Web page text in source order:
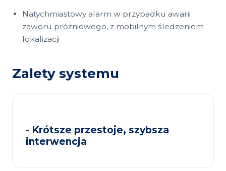
Natychmiastowy alarm w przypadku awarii
zaworu próżniowego, z mobilnym śledzeniem
lokalizacji
Zalety systemu
- Krótsze przestoje, szybsza
interwencja